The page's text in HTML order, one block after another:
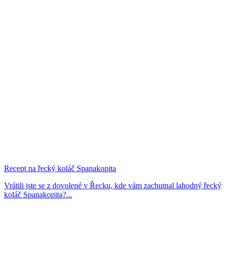
Recept na řecký koláč Spanakopita
Vrátili jste se z dovolené v Řecku, kde vám zachutnal lahodný řecký
koláč Spanakopita?...